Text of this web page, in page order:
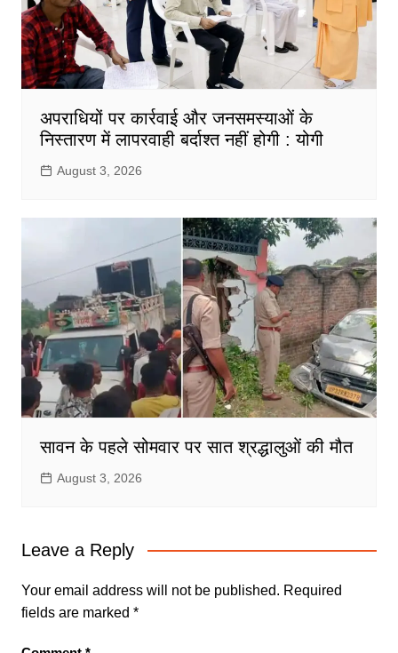
अपराधियों पर कार्रवाई और जनसमस्याओं के
निस्तारण में लापरवाही बर्दाश्त नहीं होगी : योगी
August 3, 2026
सावन के पहले सोमवार पर सात श्रद्धालुओं की मौत
August 3, 2026
Leave a Reply
Your email address will not be published. Required
fields are marked *